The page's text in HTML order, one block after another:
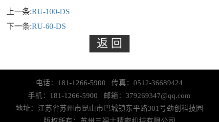
上一条:RU-100-DS
下一条:RU-60-DS
电话：181-1266-5900 传真：0512-36689424
手机：181-1266-5900 邮箱：379269347@qq.com
地址：江苏省苏州市昆山市巴城镇东平路301号劲创科技园